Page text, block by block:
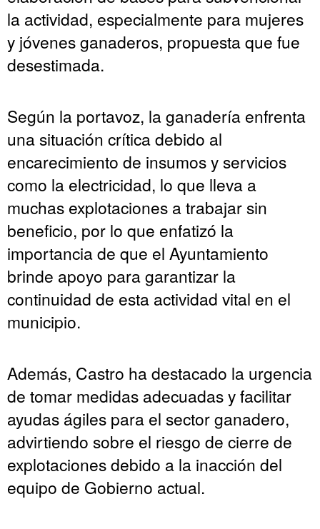
la actividad, especialmente para mujeres
y jóvenes ganaderos, propuesta que fue
desestimada.
Según la portavoz, la ganadería enfrenta
una situación crítica debido al
encarecimiento de insumos y servicios
como la electricidad, lo que lleva a
muchas explotaciones a trabajar sin
beneficio, por lo que enfatizó la
importancia de que el Ayuntamiento
brinde apoyo para garantizar la
continuidad de esta actividad vital en el
municipio.
Además, Castro ha destacado la urgencia
de tomar medidas adecuadas y facilitar
ayudas ágiles para el sector ganadero,
advirtiendo sobre el riesgo de cierre de
explotaciones debido a la inacción del
equipo de Gobierno actual.